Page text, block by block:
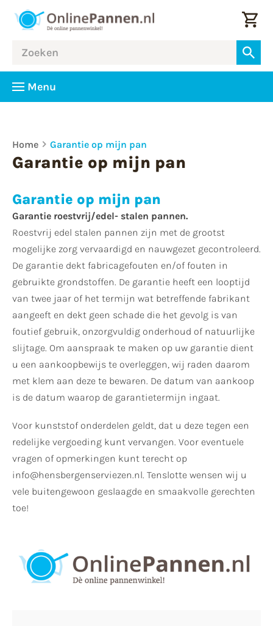
Menu
Home Garantie op mijn pan
Garantie op mijn pan
Garantie op mijn pan
Garantie roestvrij/edel- stalen pannen.
Roestvrij edel stalen pannen zijn met de grootst
mogelijke zorg vervaardigd en nauwgezet gecontroleerd.
De garantie dekt fabricagefouten en/of fouten in
gebruikte grondstoffen. De garantie heeft een looptijd
van twee jaar of het termijn wat betreffende fabrikant
aangeeft en dekt geen schade die het gevolg is van
foutief gebruik, onzorgvuldig onderhoud of natuurlijke
slijtage. Om aanspraak te maken op uw garantie dient
u een aankoopbewijs te overleggen, wij raden daarom
met klem aan deze te bewaren. De datum van aankoop
is de datum waarop de garantietermijn ingaat.
Voor kunststof onderdelen geldt, dat u deze tegen een
redelijke vergoeding kunt vervangen. Voor eventuele
vragen of opmerkingen kunt terecht op
info@hensbergenserviezen.nl. Tenslotte wensen wij u
vele buitengewoon geslaagde en smaakvolle gerechten
toe!